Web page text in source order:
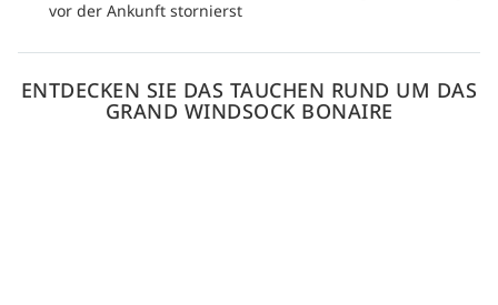
vor der Ankunft stornierst
ENTDECKEN SIE DAS TAUCHEN RUND UM DAS
GRAND WINDSOCK BONAIRE